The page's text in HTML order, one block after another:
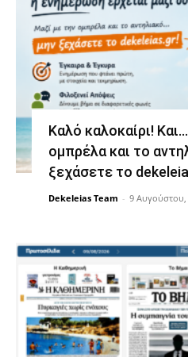
Καλό καλοκαίρι!
ομπρέλα και το
ξεχάσετε το
Dekeleias Team - 9 Αυγούστου,